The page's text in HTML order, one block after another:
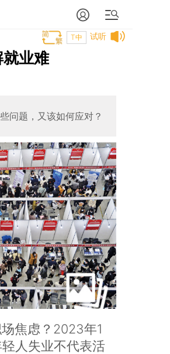
试听
T中
业难
问题，又该如何应对？
焦虑？2023年1
人失业不代表活